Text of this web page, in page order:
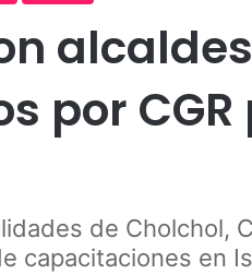
por
de Cholchol,
capacitaciones en